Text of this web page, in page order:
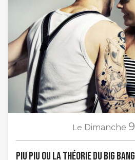
Le Dimanche 9
PIU PIU ou la théorie du big bang